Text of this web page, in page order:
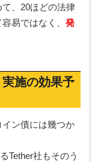
、20ほどの法律
易ではなく、 発
施の効果予
ン債には幾つか
Tether社もそのう